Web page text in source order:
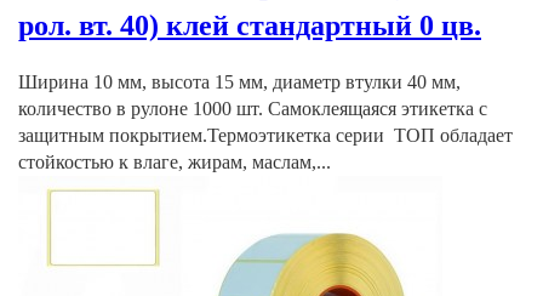
рол. вт. 40) клей стандартный 0 цв.
Ширина 10 мм, высота 15 мм, диаметр втулки 40 мм,
количество в рулоне 1000 шт. Самоклеящаяся этикетка с
защитным покрытием.Термоэтикетка серии ТОП обладает
стойкостью к влаге, жирам, маслам,...